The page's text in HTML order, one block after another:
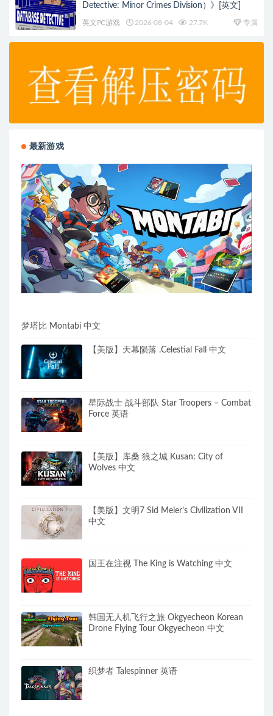
Detective: Minor Crimes Division）》[英文]
英文PC游戏 2026-08-04 27.7K 专属
最新游戏
梦塔比 Montabi 中文
【美版】天幕陨落 .Celestial Fall 中文
星际战士 战斗部队 Star Troopers – Combat
Force 英语
【美版】库桑 狼之城 Kusan: City of
Wolves 中文
【美版】文明7 Sid Meier’s Civilization VII
中文
国王在注视 The King is Watching 中文
韩国无人机飞行之旅 Okgyecheon Korean
Drone Flying Tour Okgyecheon 中文
织梦者 Talespinner 英语